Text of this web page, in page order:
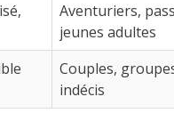
Aventuriers,
jeunes adultes
Couples,
indécis